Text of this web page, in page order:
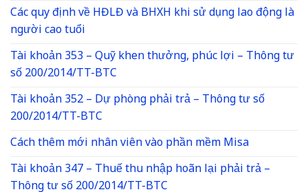
Các quy định về HĐLĐ và BHXH khi sử dụng lao động là
người cao tuổi
Tài khoản 353 – Quỹ khen thưởng, phúc lợi – Thông tư
số 200/2014/TT-BTC
Tài khoản 352 – Dự phòng phải trả – Thông tư số
200/2014/TT-BTC
Cách thêm mới nhân viên vào phần mềm Misa
Tài khoản 347 – Thuế thu nhập hoãn lại phải trả –
Thông tư số 200/2014/TT-BTC